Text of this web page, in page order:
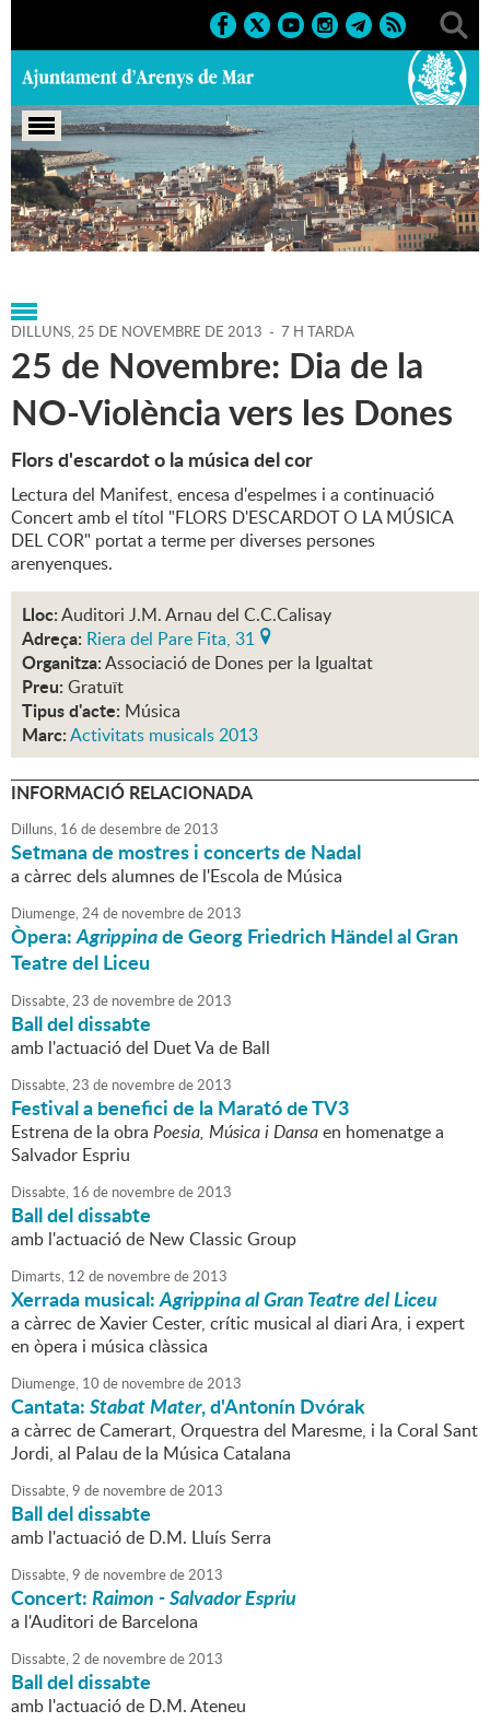
Portada > Agenda > 25-11-
2013 > Marcs > Culturals > 2013 > Activitats musicals 2013
DILLUNS,25 DE NOVEMBRE DE 2013 - 7 H TARDA
25 de Novembre: Dia de la
NO-Violència vers les Dones
Flors d'escardot o la música del cor
Lectura del Manifest, encesa d'espelmes i a continuació
Concert amb el títol "FLORS D'ESCARDOT O LA MÚSICA
DEL COR" portat a terme per diverses persones
arenyenques.
Lloc:Auditori J.M. Arnau del C.C.Calisay
Adreça: Riera del Pare Fita, 31
Organitza:Associació de Dones per la Igualtat
Preu: Gratuït
Tipus d'acte: Música
Marc:Activitats musicals 2013
INFORMACIÓ RELACIONADA
Dilluns, 16 dedesembrede2013
Setmana de mostres i concerts de Nadal
a càrrec dels alumnes de l'Escola de Música
Diumenge,24de novembrede2013
Òpera:Agrippinade Georg Friedrich Händel al Gran
Teatre del Liceu
Dissabte,23 de novembrede2013
Ball del dissabte
amb l'actuació del Duet Va de Ball
Dissabte,23 de novembrede2013
Festival a benefici de la Marató de TV3
Estrena de la obra Poesia, Música i Dansaen homenatge a
Salvador Espriu
Dissabte, 16 de novembrede2013
Ball del dissabte
amb l'actuació de New Classic Group
Dimarts, 12 de novembrede2013
Xerrada musical:Agrippinaal Gran Teatre del Liceu
a càrrec de Xavier Cester, crític musical al diari Ara, i expert
en òpera i música clàssica
Diumenge, 10 de novembrede2013
Cantata:Stabat Mater, d'Antonín Dvórak
a càrrec de Camerart, Orquestra del Maresme, i la Coral Sant
Jordi, al Palau de la Música Catalana
Dissabte,9 de novembrede2013
Ball del dissabte
amb l'actuació de D.M. Lluís Serra
Dissabte,9 de novembrede2013
Concert:Raimon - Salvador Espriu
a l'Auditori de Barcelona
Dissabte,2 de novembrede2013
Ball del dissabte
amb l'actuació de D.M. Ateneu